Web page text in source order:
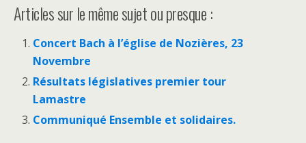
Articles sur le même sujet ou presque :
Concert Bach à l’église de Nozières, 23
Novembre
Résultats législatives premier tour
Lamastre
Communiqué Ensemble et solidaires.